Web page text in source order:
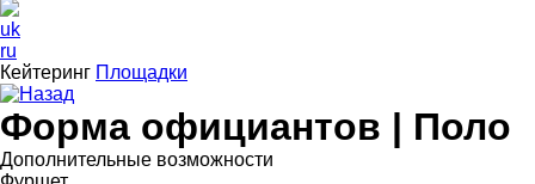
uk
ru
Кейтеринг Площадки
Назад
Форма официантов | Поло
Дополнительные возможности